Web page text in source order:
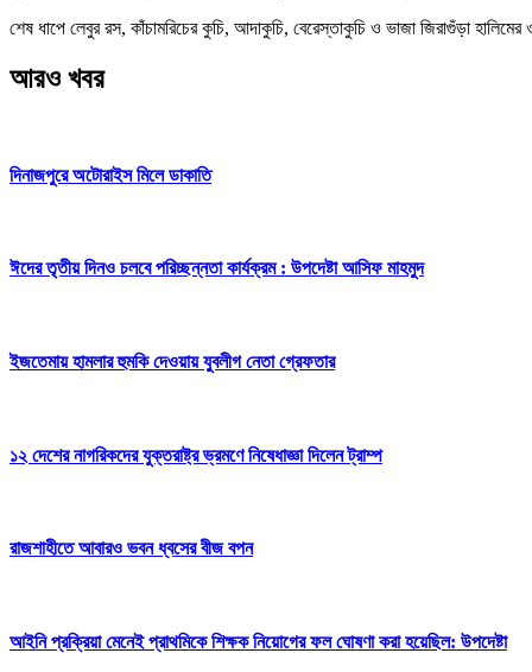
শেষ ধাপে লেবুর রস, কাঁচামরিচের কুচি, আদাকুচি, বেরেস্তাকুচি ও ভাজা জিরাগুঁড়া
আরও খবর
দিনাজপুরে অটোরাইস মিলে ডাকাতি
ঈদের তৃতীয় দিনও চলবে পরিচ্ছন্নতা কার্যক্রম : উপদেষ্টা আসিফ মাহমুদ
ইজতেমায় হামলার হুমকি দেওয়ায় যুবলীগ নেতা গ্রেফতার
১২ দেশের নাগরিকদের যুক্তরাষ্ট্র ভ্রমণে নিষেধাজ্ঞা দিলেন ট্রাম্প
রাজশাহীতে আবারও ভবন ধ্বসের বীজ বপন
আইনি প্রক্রিয়া মেনেই প্রাথমিকে শিক্ষক নিয়োগের ফল ঘোষণা করা হয়েছিল: উপদেষ্টা